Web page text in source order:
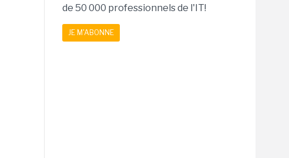
de 50 000 professionnels de l'IT!
JE M'ABONNE